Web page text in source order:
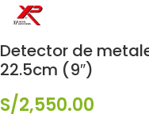
Detector de
22.5cm (9″)
S/2,550.00